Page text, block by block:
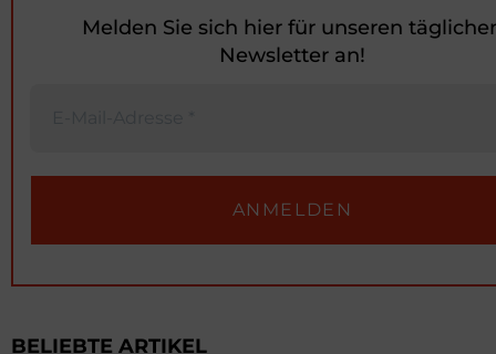
Melden Sie sich hier für unseren
Newsletter an!
BELIEBTE ARTIKEL